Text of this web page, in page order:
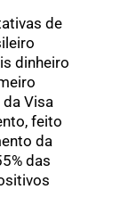
de
dinheiro
Visa
feito
da
das